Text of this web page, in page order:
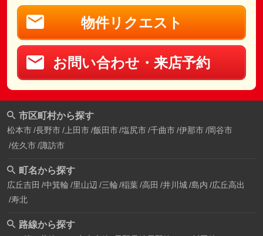
物件リクエスト
お問い合わせ・来店予約
市区町村から探す
松本市 長野市 上田市 飯田市 塩尻市 千曲市 伊那市 岡谷市
佐久市 諏訪市
町名から探す
広丘吉田 中箕輪 里山辺 三輪 稲葉 高田 井川城 島内 広丘高出
寿北
路線から探す